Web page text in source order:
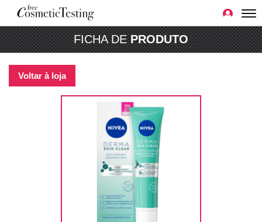
FICHA DEPRODUTO
Voltar à loja